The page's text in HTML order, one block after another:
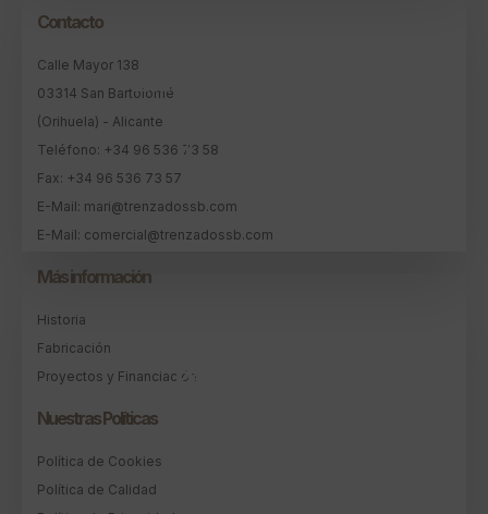
Elementos Prefabricados
Piso Flex + Patín
Contacto
Calle Mayor 138
03314 San Bartolomé
(Orihuela) - Alicante
Teléfono: +34 96 536 73 58
Fax: +34 96 536 73 57
E-Mail: mari@trenzadossb.com
E-Mail: comercial@trenzadossb.com
Más información
Historia
Fabricación
Proyectos y Financiación
Nuestras Políticas
Política de Cookies
Política de Calidad